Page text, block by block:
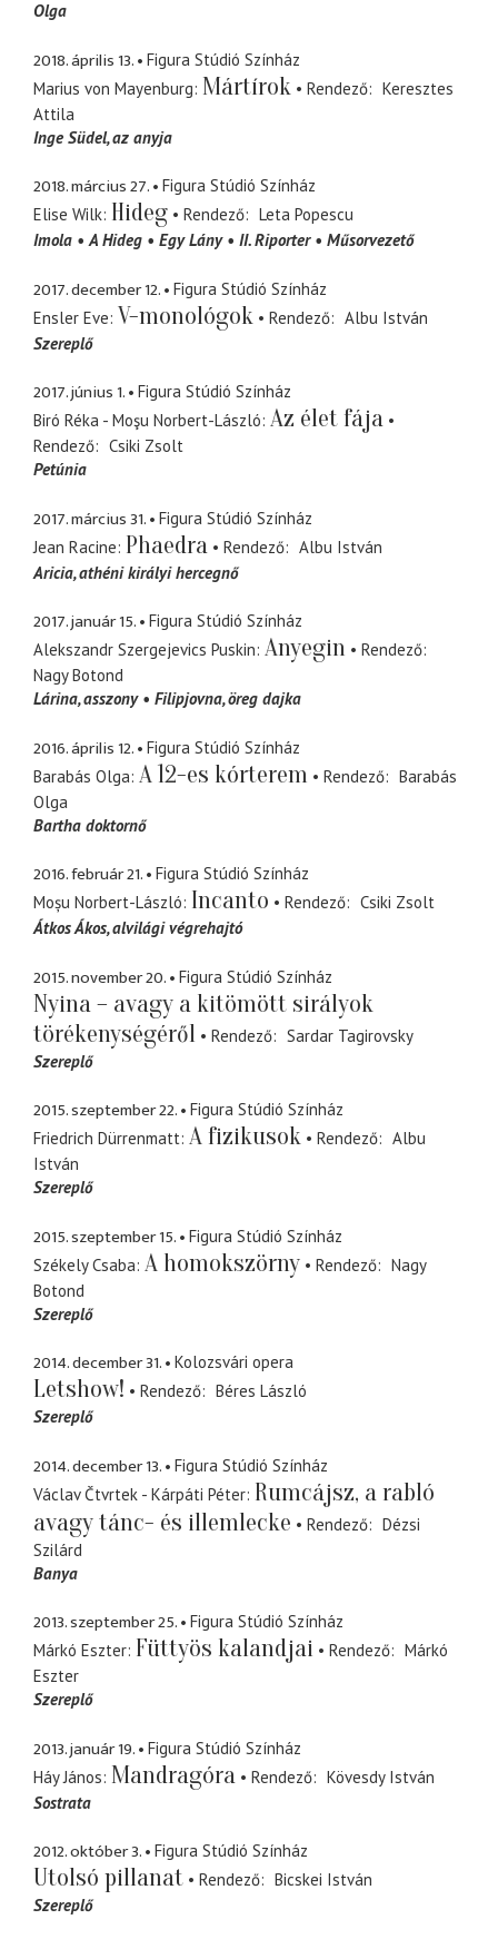
Olga
2018. április 13.
Figura Stúdió Színház
Marius von Mayenburg Mártírok Rendező
Keresztes
Attila
Inge Südel az anyja
2018. március 27.
Figura Stúdió Színház
Elise Wilk Hideg Rendező
Leta Popescu
Imola
A Hideg Egy Lány II. Riporter Műsorvezető
2017. december 12.
Figura Stúdió Színház
Ensler Eve V-monológok Rendező
Albu István
Szereplő
2017. június 1.
Figura Stúdió Színház
Biró Réka - Moşu Norbert-László Az élet fája
Rendező
Csiki Zsolt
Petúnia
2017. március 31.
Figura Stúdió Színház
Jean Racine Phaedra Rendező
Albu István
Aricia athéni királyi hercegnő
2017. január 15.
Figura Stúdió Színház
Alekszandr Szergejevics Puskin Anyegin
Rendező
Nagy Botond
Lárina asszony Filipjovna öreg dajka
2016. április 12.
Figura Stúdió Színház
Barabás Olga A 12-es kórterem Rendező
Barabás
Olga
Bartha doktornő
2016. február 21.
Figura Stúdió Színház
Moșu Norbert-László Incanto Rendező
Csiki Zsolt
Átkos Ákos alvilági végrehajtó
2015. november 20. Figura Stúdió Színház
Nyina – avagy a kitömött sirályok
törékenységéről
Rendező
Sardar Tagirovsky
Szereplő
2015. szeptember 22.
Figura Stúdió Színház
Friedrich Dürrenmatt A fizikusok Rendező
Albu
István
Szereplő
2015. szeptember 15.
Figura Stúdió Színház
Székely Csaba A homokszörny Rendező
Nagy
Botond
Szereplő
2014. december 31. Kolozsvári opera
Letshow! Rendező
Béres László
Szereplő
2014. december 13.
Figura Stúdió Színház
Václav Čtvrtek - Kárpáti Péter Rumcájsz, a rabló
avagy tánc- és illemlecke
Rendező
Dézsi
Szilárd
Banya
2013. szeptember 25.
Figura Stúdió Színház
Márkó Eszter Füttyös kalandjai Rendező
Márkó
Eszter
Szereplő
2013. január 19.
Figura Stúdió Színház
Háy János Mandragóra Rendező
Kövesdy István
Sostrata
2012. október 3. Figura Stúdió Színház
Utolsó pillanat Rendező
Bicskei István
Szereplő